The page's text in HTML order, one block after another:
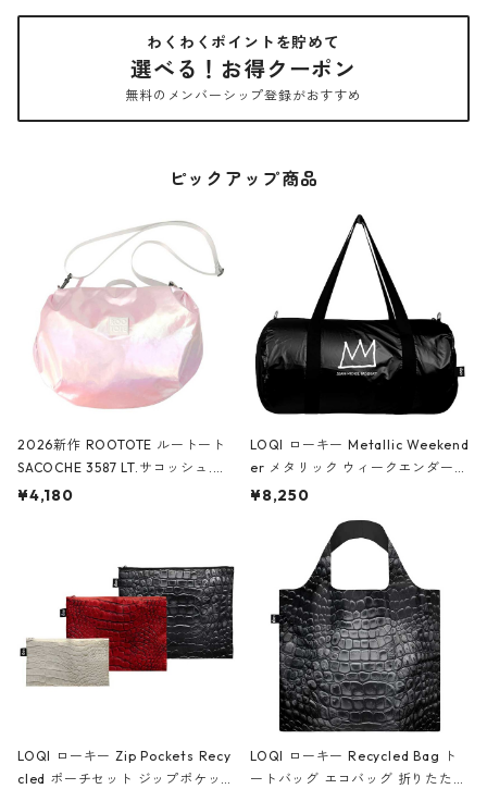
わくわくポイントを貯めて
選べる！お得クーポン
無料のメンバーシップ登録がおすすめ
ピックアップ商品
2026新作 ROOTOTE ルートート
SACOCHE 3587 LT.サコッシュ.ル
ミエ-B ショルダーバッグ グロスピ
¥4,180
LOQI ローキー Metallic Weekend
er メタリック ウィークエンダー
ボストンバッグ ショルダーバッグ
Black ジャン=ミッシェル・バスキ
ア/クラウン ブラック
¥8,250
LOQI ローキー Zip Pockets Recy
cled ポーチセット ジップポケット
LOQI ローキー Recycled Bag ト
ートバッグ エコバッグ 折りたたみ